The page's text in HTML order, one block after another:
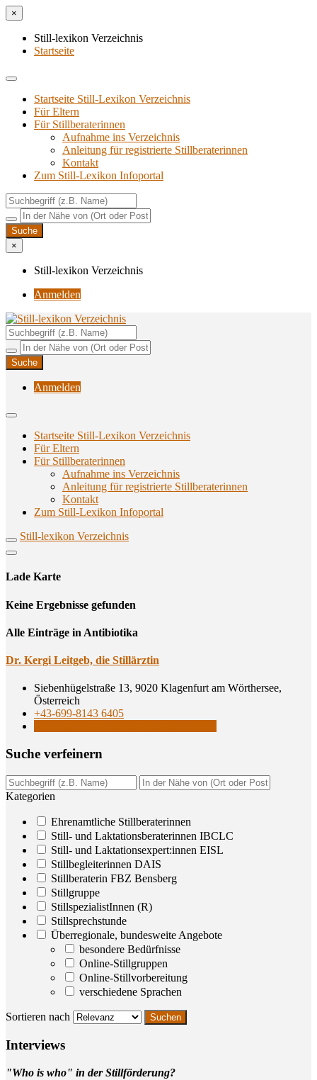
×
Still-lexikon Verzeichnis
Startseite
Startseite Still-Lexikon Verzeichnis
Für Eltern
Für Stillberaterinnen
Aufnahme ins Verzeichnis
Anlei­tung für regis­trier­te Stillberaterinnen
Kon­takt
Zum Still-Lexikon Infoportal
×
Still-lexikon Verzeichnis
Anmelden
Still-lexikon Verzeichnis
Unterstützungsangebote rund ums Stillen
Anmelden
Startseite Still-Lexikon Verzeichnis
Für Eltern
Für Stillberaterinnen
Aufnahme ins Verzeichnis
Anlei­tung für regis­trier­te Stillberaterinnen
Kon­takt
Zum Still-Lexikon Infoportal
Still-lexikon Verzeichnis
Lade Karte
Кeine Ergebnisse gefunden
Alle Einträge in Antibiotika
Dr. Ker­gi Leit­geb, die Stillärztin
Siebenhügelstraße 13, 9020 Klagenfurt am Wörthersee,
Österreich
+43-699-8143 6405
Suche ver­fei­nern
Kategorien
Ehrenamtliche Stillberaterinnen
Still- und Laktationsberaterinnen IBCLC
Still- und Laktationsexpert:innen EISL
Stillbegleiterinnen DAIS
Stillberaterin FBZ Bensberg
Stillgruppe
StillspezialistInnen (R)
Stillsprechstunde
Überregionale, bundesweite Angebote
besondere Bedürfnisse
Online-Stillgruppen
Online-Stillvorbereitung
verschiedene Sprachen
Sortieren nach
Inter­views
"Who is who" in der Stillförderung?